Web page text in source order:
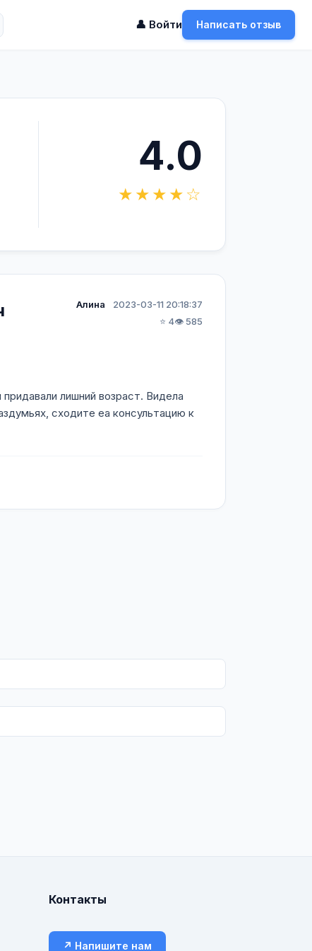
👤 Войти Написать отзыв
4.0
★★★★☆
Алина
2023-03-11 20:18:37
⭐ 4👁️ 585
лишний возраст. Видела
сходите еа консультацию к
Контакты
↗ Напишите нам